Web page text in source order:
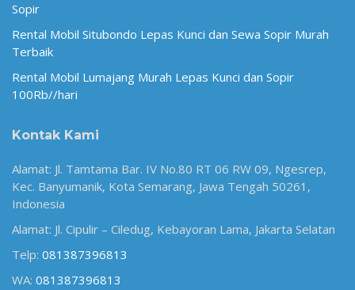
Sopir
Rental Mobil Situbondo Lepas Kunci dan Sewa Sopir Murah
Terbaik
Rental Mobil Lumajang Murah Lepas Kunci dan Sopir
100Rb//hari
Kontak Kami
Alamat: Jl. Tamtama Bar. IV No.80 RT 06 RW 09, Ngesrep,
Kec. Banyumanik, Kota Semarang, Jawa Tengah 50261,
Indonesia
Alamat: Jl. Cipulir – Ciledug, Kebayoran Lama, Jakarta Selatan
Telp: 081387396813
WA: 081387396813